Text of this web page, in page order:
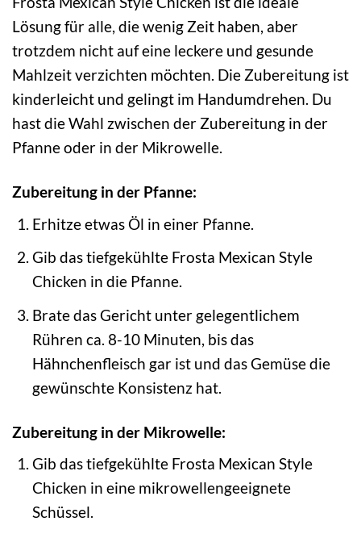
Lösung für alle, die wenig Zeit haben, aber
trotzdem nicht auf eine leckere und gesunde
Mahlzeit verzichten möchten. Die Zubereitung ist
kinderleicht und gelingt im Handumdrehen. Du
hast die Wahl zwischen der Zubereitung in der
Pfanne oder in der Mikrowelle.
Zubereitung in der Pfanne:
Erhitze etwas Öl in einer Pfanne.
Gib das tiefgekühlte Frosta Mexican Style
Chicken in die Pfanne.
Brate das Gericht unter gelegentlichem
Rühren ca. 8-10 Minuten, bis das
Hähnchenfleisch gar ist und das Gemüse die
gewünschte Konsistenz hat.
Zubereitung in der Mikrowelle:
Gib das tiefgekühlte Frosta Mexican Style
Chicken in eine mikrowellengeeignete
Schüssel.